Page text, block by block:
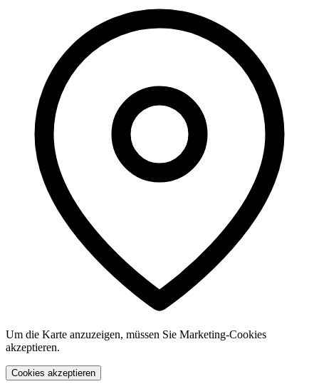
Um die Karte anzuzeigen, müssen Sie Marketing-Cookies
akzeptieren.
Cookies akzeptieren